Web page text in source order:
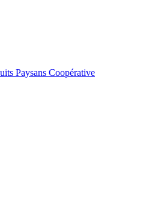
Paysans Coopérative